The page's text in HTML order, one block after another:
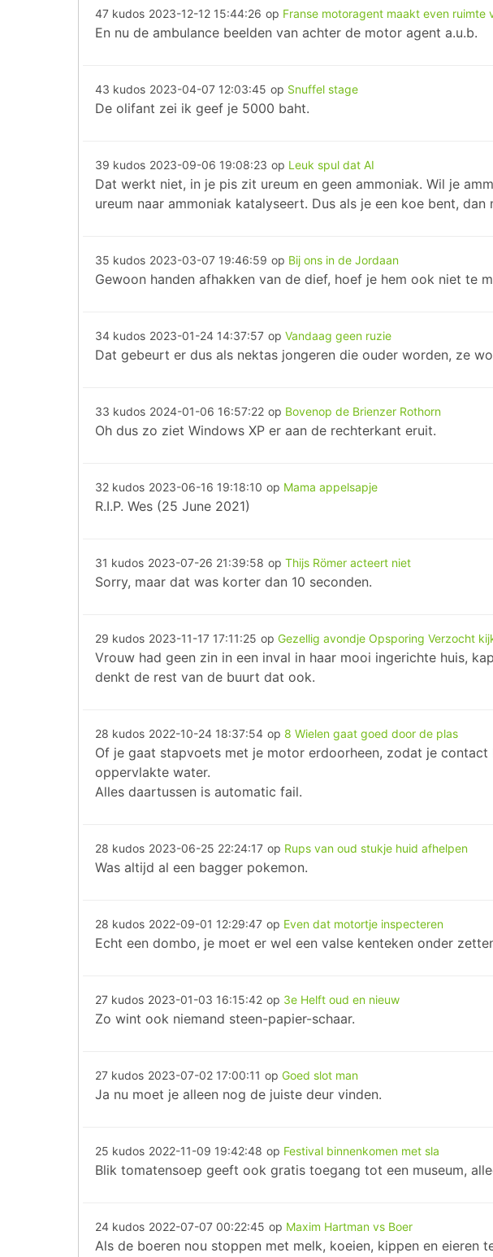
47 kudos 2023-12-12 15:44:26 op Franse motoragent maakt even ruimte
En nu de ambulance beelden van achter de motor agent a.u.b.
43 kudos 2023-04-07 12:03:45 op Snuffel stage
De olifant zei ik geef je 5000 baht.
39 kudos 2023-09-06 19:08:23 op Leuk spul dat AI
Dat werkt niet, in je pis zit ureum en geen ammoniak. Wil je
ureum naar ammoniak katalyseert. Dus als je een koe bent,
35 kudos 2023-03-07 19:46:59 op Bij ons in de Jordaan
Gewoon handen afhakken van de dief, hoef je hem ook niet te
34 kudos 2023-01-24 14:37:57 op Vandaag geen ruzie
Dat gebeurt er dus als nektas jongeren die ouder worden, ze
33 kudos 2024-01-06 16:57:22 op Bovenop de Brienzer Rothorn
Oh dus zo ziet Windows XP er aan de rechterkant eruit.
32 kudos 2023-06-16 19:18:10 op Mama appelsapje
R.I.P. Wes (25 June 2021)
31 kudos 2023-07-26 21:39:58 op Thijs Römer acteert niet
Sorry, maar dat was korter dan 10 seconden.
29 kudos 2023-11-17 17:11:25 op Gezellig avondje Opsporing Verzocht
Vrouw had geen zin in een inval in haar mooi ingerichte huis,
denkt de rest van de buurt dat ook.
28 kudos 2022-10-24 18:37:54 op 8 Wielen gaat goed door de plas
Of je gaat stapvoets met je motor erdoorheen, zodat je
oppervlakte water.
Alles daartussen is automatic fail.
28 kudos 2023-06-25 22:24:17 op Rups van oud stukje huid afhelpen
Was altijd al een bagger pokemon.
28 kudos 2022-09-01 12:29:47 op Even dat motortje inspecteren
Echt een dombo, je moet er wel een valse kenteken onder
27 kudos 2023-01-03 16:15:42 op 3e Helft oud en nieuw
Zo wint ook niemand steen-papier-schaar.
27 kudos 2023-07-02 17:00:11 op Goed slot man
Ja nu moet je alleen nog de juiste deur vinden.
25 kudos 2022-11-09 19:42:48 op Festival binnenkomen met sla
Blik tomatensoep geeft ook gratis toegang tot een museum,
24 kudos 2022-07-07 00:22:45 op Maxim Hartman vs Boer
Als de boeren nou stoppen met melk, koeien, kippen en eieren